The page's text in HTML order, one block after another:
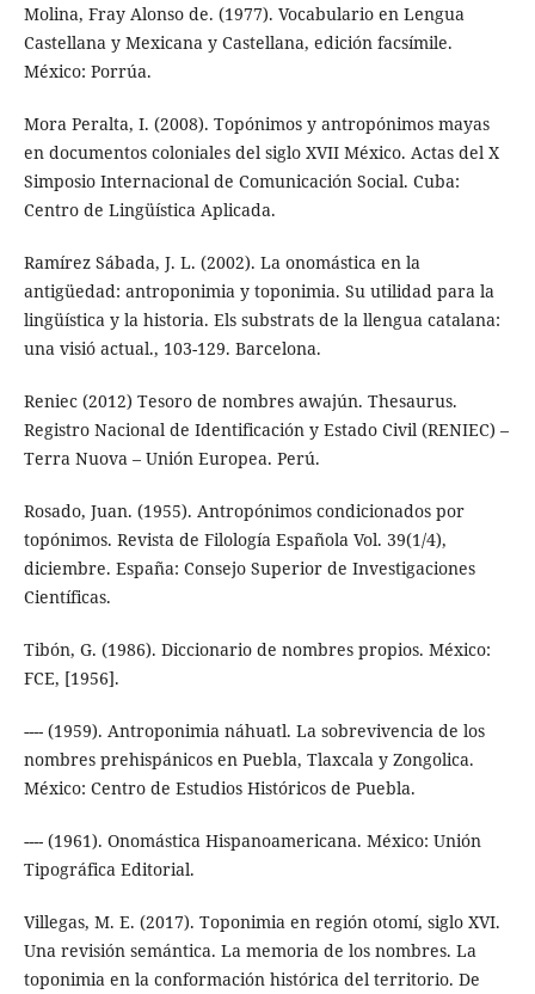
Molina, Fray Alonso de. (1977). Vocabulario en Lengua
Castellana y Mexicana y Castellana, edición facsímile.
México: Porrúa.
Mora Peralta, I. (2008). Topónimos y antropónimos mayas
en documentos coloniales del siglo XVII México. Actas del X
Simposio Internacional de Comunicación Social. Cuba:
Centro de Lingüística Aplicada.
Ramírez Sábada, J. L. (2002). La onomástica en la
antigüedad: antroponimia y toponimia. Su utilidad para la
lingüística y la historia. Els substrats de la llengua catalana:
una visió actual., 103-129. Barcelona.
Reniec (2012) Tesoro de nombres awajún. Thesaurus.
Registro Nacional de Identificación y Estado Civil (RENIEC) –
Terra Nuova – Unión Europea. Perú.
Rosado, Juan. (1955). Antropónimos condicionados por
topónimos. Revista de Filología Española Vol. 39(1/4),
diciembre. España: Consejo Superior de Investigaciones
Científicas.
Tibón, G. (1986). Diccionario de nombres propios. México:
FCE, [1956].
---- (1959). Antroponimia náhuatl. La sobrevivencia de los
nombres prehispánicos en Puebla, Tlaxcala y Zongolica.
México: Centro de Estudios Históricos de Puebla.
---- (1961). Onomástica Hispanoamericana. México: Unión
Tipográfica Editorial.
Villegas, M. E. (2017). Toponimia en región otomí, siglo XVI.
Una revisión semántica. La memoria de los nombres. La
toponimia en la conformación histórica del territorio. De